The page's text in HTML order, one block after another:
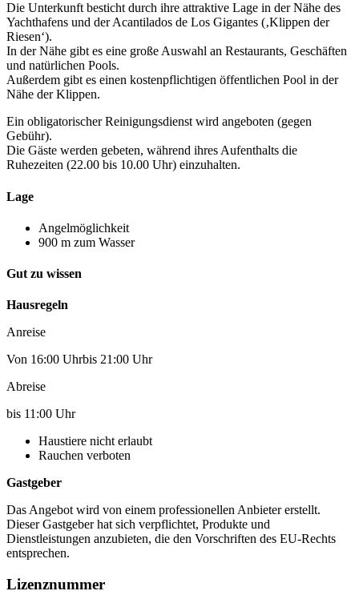
Die Unterkunft besticht durch ihre attraktive Lage in der Nähe des
Yachthafens und der Acantilados de Los Gigantes (‚Klippen der
Riesen‘).
In der Nähe gibt es eine große Auswahl an Restaurants, Geschäften
und natürlichen Pools.
Außerdem gibt es einen kostenpflichtigen öffentlichen Pool in der
Nähe der Klippen.
Ein obligatorischer Reinigungsdienst wird angeboten (gegen
Gebühr).
Die Gäste werden gebeten, während ihres Aufenthalts die
Ruhezeiten (22.00 bis 10.00 Uhr) einzuhalten.
Lage
Angelmöglichkeit
900 m zum Wasser
Gut zu wissen
Hausregeln
Anreise
Von 16:00 Uhrbis 21:00 Uhr
Abreise
bis 11:00 Uhr
Haustiere nicht erlaubt
Rauchen verboten
Gastgeber
Das Angebot wird von einem professionellen Anbieter erstellt.
Dieser Gastgeber hat sich verpflichtet, Produkte und
Dienstleistungen anzubieten, die den Vorschriften des EU-Rechts
entsprechen.
Lizenznummer